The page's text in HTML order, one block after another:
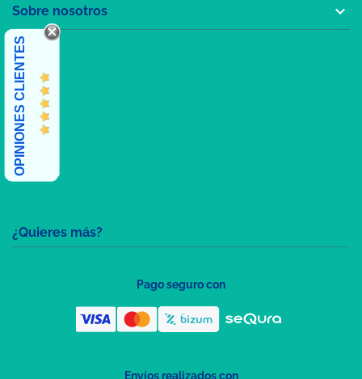
¿Quieres más?
Sobre nosotros 
OPINIONES CLIENTES
Pago seguro con
Envíos realizados con